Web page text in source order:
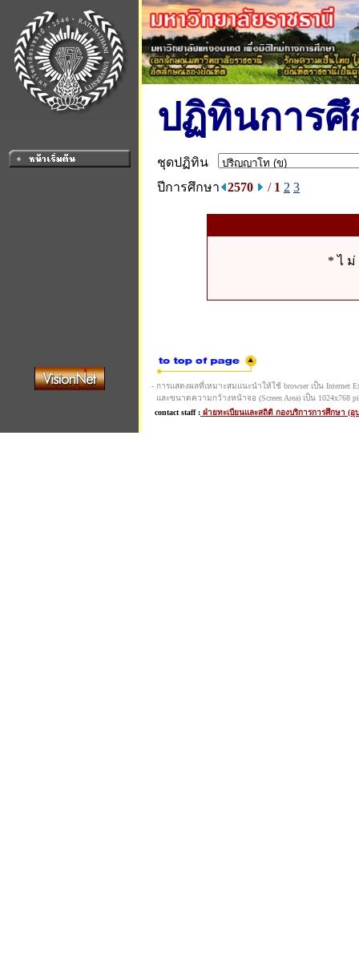
ปฏิทินการศึ
ชุดปฏิทิน
ปีการศึกษา
2570 / 1 2 3
* ไ ม่
- การแสดงผลที่เหมาะสมแนะนำให้ใช้ browser เป็น Internet
และขนาดความกว้างหน้าจอ (Screen Area) เป็น 1024x768
contact staff : ฝ่ายทะเบียนและสถิติ กองบริการการศึกษา (อุบ